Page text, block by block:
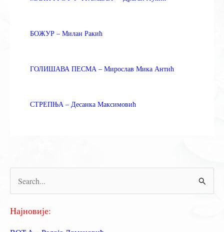
БОЖУР – Милан Ракић
ГОЛИШАВА ПЕСМА – Мирослав Мика Антић
СТРЕПЊА – Десанка Максимовић
е
Најновије: